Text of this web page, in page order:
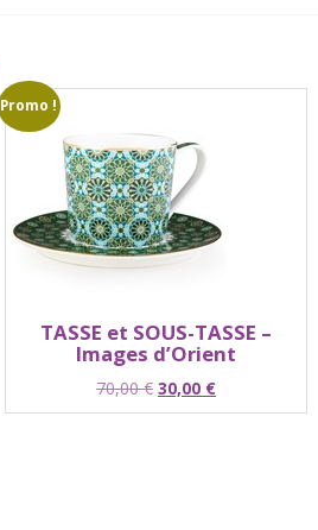
Promo !
TASSE et SOUS-TASSE –
Images d’Orient
70,00€ Le
prix
30,00 €Le
prix